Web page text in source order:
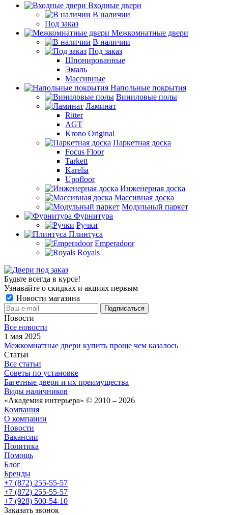
Входные двери
В наличии
Под заказ
Межкомнатные двери
В наличии
Под заказ
Шпонированные
Эмаль
Массивные
Напольные покрытия
Виниловые полы
Ламинат
Ritter
AGT
Krono Original
Паркетная доска
Focus Floor
Tarkett
Karelia
Upofloor
Инженерная доска
Массивная доска
Модульный паркет
Фурнитура
Ручки
Плинтуса
Emperadoor
Royals
Будьте всегда в курсе!
Узнавайте о скидках и акциях первым
Новости магазина
Новости
Все новости
1 мая 2025
Межкомнатные двери купить проще чем казалось
Статьи
Все статьи
Советы по установке
Багетные двери и их преимущества
Виды наличников
«Академия интерьера» © 2010 – 2026
Компания
О компании
Новости
Вакансии
Политика
Помощь
Блог
Бренды
+7 (872) 255-55-57
+7 (872) 255-55-57
+7 (928) 500-54-10
Заказать звонок